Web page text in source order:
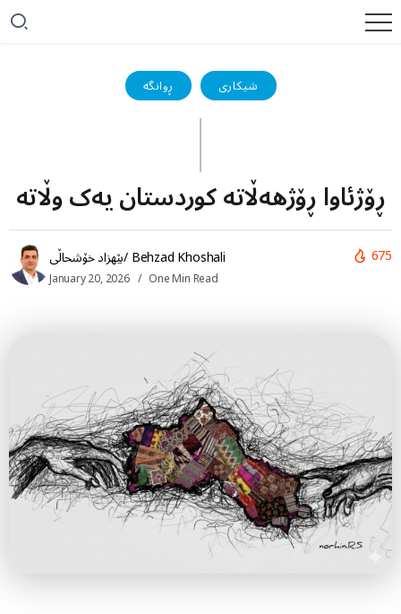
ڕوانگە شیکاری
ڕۆژئاوا ڕۆژهەڵاتە کوردستان یەک وڵاتە
بێهزاد خۆشحاڵی/ Behzad Khoshali
January 20, 2026 One Min Read
675